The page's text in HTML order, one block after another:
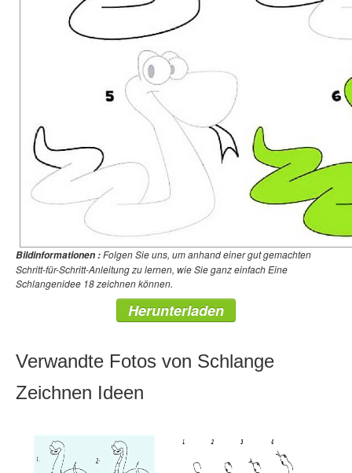
Bildinformationen :Folgen Sie uns, um anhand einer gut gemachten
Schritt-für-Schritt-Anleitung zu lernen, wie Sie ganz einfach Eine
Schlangenidee 18 zeichnen können.
Herunterladen
Verwandte Fotos von Schlange
Zeichnen Ideen